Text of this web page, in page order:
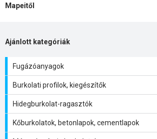
Mapeitől
Ajánlott kategóriák
Fugázóanyagok
Burkolati profilok, kiegészítők
Hidegburkolat-ragasztók
Kőburkolatok, betonlapok, cementlapok